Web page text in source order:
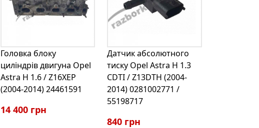
Головка блоку
циліндрів двигуна Opel
Astra H 1.6 / Z16XEP
(2004-2014) 24461591
14 400 грн
Датчик абсолютного
тиску Opel Astra H 1.3
CDTI / Z13DTH (2004-
2014) 0281002771 /
55198717
840 грн